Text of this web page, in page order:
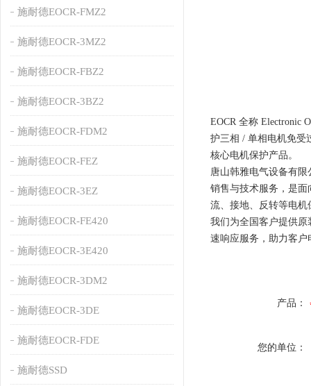
施耐德EOCR-FMZ2
施耐德EOCR-3MZ2
施耐德EOCR-FBZ2
施耐德EOCR-3BZ2
施耐德EOCR-FDM2
施耐德EOCR-FEZ
施耐德EOCR-3EZ
施耐德EOCR-FE420
施耐德EOCR-3E420
施耐德EOCR-3DM2
施耐德EOCR-3DE
施耐德EOCR-FDE
施耐德SSD
EOCR 全称 Electronic
护三相 / 单相电机免受
核心电机保护产品。
唐山韩雅电气设备有
销售与技术服务，是面
流、接地、反转等电
我们为全国客户提供
速响应服务，助力客
产品：
您的单位：